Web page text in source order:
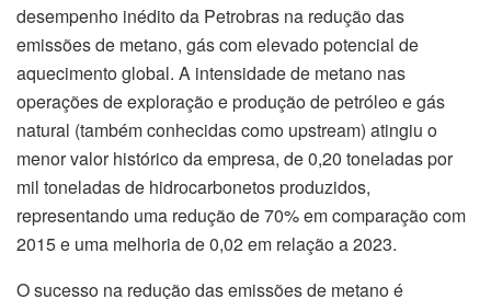
desempenho inédito da Petrobras na redução das
emissões de metano, gás com elevado potencial de
aquecimento global. A intensidade de metano nas
operações de exploração e produção de petróleo e gás
natural (também conhecidas como upstream) atingiu o
menor valor histórico da empresa, de 0,20 toneladas por
mil toneladas de hidrocarbonetos produzidos,
representando uma redução de 70% em comparação com
2015 e uma melhoria de 0,02 em relação a 2023.
O sucesso na redução das emissões de metano é